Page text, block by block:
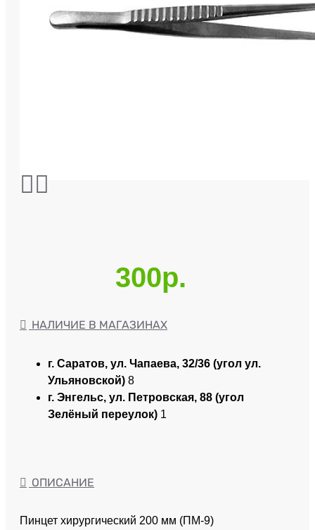
300р.
НАЛИЧИЕ В МАГАЗИНАХ
г. Саратов, ул. Чапаева, 32/36 (угол ул.
Ульяновской) 8
г. Энгельс, ул. Петровская, 88 (угол
Зелёный переулок) 1
ОПИСАНИЕ
Пинцет хирургический 200 мм (ПМ-9)